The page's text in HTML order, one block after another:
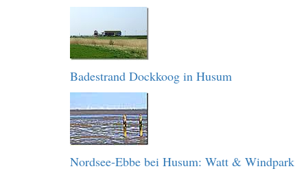
Badestrand Dockkoog in Husum
Nordsee-Ebbe bei Husum: Watt & Windpark